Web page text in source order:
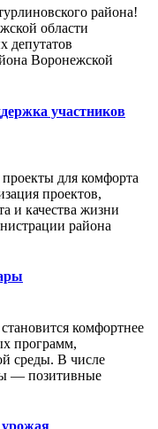
района!
области
депутатов
Воронежской
участников
для комфорта
проектов,
и качества жизни
района
комфортнее
программ,
среды. В числе
— позитивные